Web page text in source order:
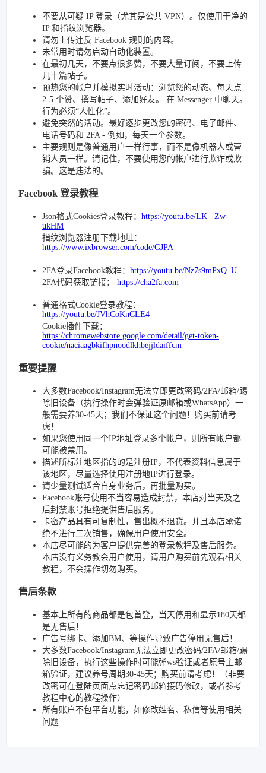
不要从可疑 IP 登录（尤其是公共 VPN）。仅使用干净的
IP 和指纹浏览器。
请勿上传违反 Facebook 规则的内容。
未常用时请勿启动自动化装置。
在最初几天，不要点很多赞，不要大量订阅，不要上传
几十篇帖子。
预热您的帐户并模拟实时活动：浏览您的动态、每天点
2-5 个赞、撰写帖子、添加好友。 在 Messenger 中聊天。
行为必须“人性化”。
避免突然的活动。最好逐步更改您的密码、电子邮件、
电话号码和 2FA - 例如，每天一个参数。
主要规则是像普通用户一样行事，而不是像机器人或营
销人员一样。请记住，不要使用您的帐户进行欺诈或欺
骗。这是违法的。
Facebook 登录教程
Json格式Cookies登录教程： https://youtu.be/LK_-Zw-
ukHM
指纹浏览器注册下载地址：
https://www.ixbrowser.com/code/GJPA
2FA登录Facebook教程： https://youtu.be/Nz7s9mPxQ_U
2FA代码获取链接： https://cha2fa.com
普通格式Cookie登录教程：
https://youtu.be/JVhCoKnCLE4
Cookie插件下载：
https://chromewebstore.google.com/detail/get-token-
cookie/naciaagbkifhpnoodlkhbejjldaiffcm
重要提醒
大多数Facebook/Instagram无法立即更改密码/2FA/邮箱/踢
除旧设备（执行操作时会弹验证原邮箱或WhatsApp）一
般需要养30-45天；我们不保证这个问题！购买前请考
虑！
如果您使用同一个IP地址登录多个帐户，则所有帐户都
可能被禁用。
描述所标注地区指的的是注册IP，不代表资料信息属于
该地区，尽量选择使用注册地IP进行登录。
请少量测试适合自身业务后，再批量购买。
Facebook账号使用不当容易造成封禁，本店对当天及之
后封禁账号拒绝提供售后服务。
卡密产品具有可复制性，售出概不退货。并且本店承诺
绝不进行二次销售，确保用户使用安全。
本店尽可能的为客户提供完善的登录教程及售后服务。
本店没有义务教会用户使用，请用户购买前先观看相关
教程，不会操作切勿购买。
售后条款
基本上所有的商品都是包首登，当天停用和显示180天都
是无售后！
广告号绑卡、添加BM、等操作导致广告停用无售后！
大多数Facebook/Instagram无法立即更改密码/2FA/邮箱/踢
除旧设备，执行这些操作时可能弹ws验证或者原号主邮
箱验证，建议养号周期30-45天；购买前请考虑！（非要
改密可在登陆页面点忘记密码邮箱接码修改，或者参考
教程中心的教程操作）
所有账户不包平台功能，如修改姓名、私信等使用相关
问题